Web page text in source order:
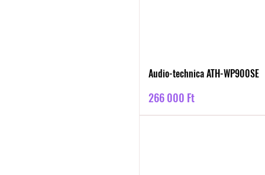
Audio-technica ATH-WP900SE
Ár
266 000 Ft